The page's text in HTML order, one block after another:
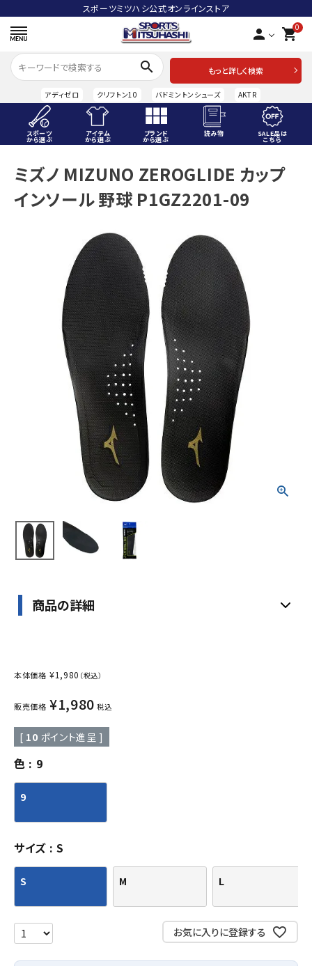
スポーツミツハシ公式オンラインストア
person 0
shopping_cart
search
もっと詳しく検索
アディゼロ クリフトン10 バドミントンシューズ AKTR
スポーツ
から選ぶ
アイテム
から選ぶ
ブランド
から選ぶ
読み物 SALE品は
こちら
ACCOUNT MENU
ようこそ ゲスト 様
スポーツから選ぶ
アイテムから選ぶ
ブランドから選ぶ
SALE品はこちら
INFORMATIOM
プライバシーポリシー
ミズノ MIZUNO ZEROGLIDE カップ
インソール 野球 P1GZ2201-09
商品の詳細
本体価格 ¥1,980 （税込）
販売価格 ¥1,980 税込
[ 10 ポイント進呈 ]
色 9
9
サイズ S
S M L
お気に入りに登録する